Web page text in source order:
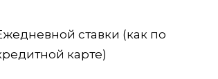
ставки (как по
карте)